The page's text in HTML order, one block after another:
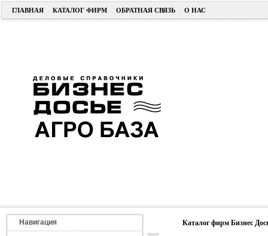
ГЛАВНАЯ КАТАЛОГ ФИРМ ОБРАТНАЯ СВЯЗЬ О НАС
Навигация Каталог фирм Бизнес